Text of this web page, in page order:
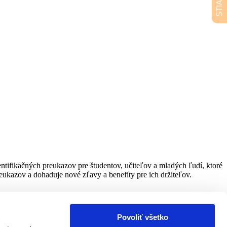
Povoliť všetko
preukazov pre študentov, učiteľov a mladých ľudí, ktoré
a dohaduje nové zľavy a benefity pre ich držiteľov.